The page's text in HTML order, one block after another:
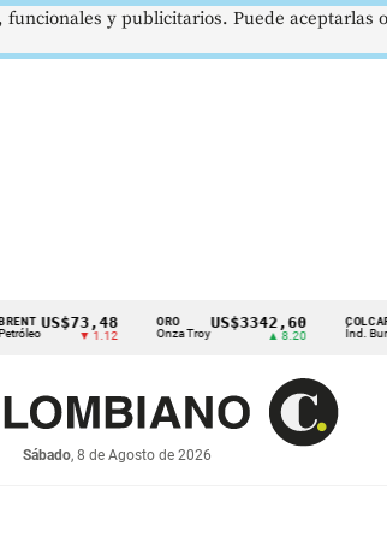
US$73,48
▼ 1.12 Onza Troy
US$3342,60
▲ 8.20
COLCAP
Índ. Bursátil
Sábado, 8 de Agosto de 2026
y publicitarios. Puede aceptarlas